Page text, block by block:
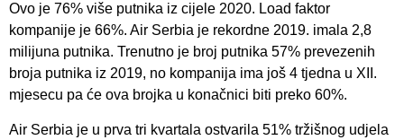
Ovo je 76% više putnika iz cijele 2020. Load faktor
kompanije je 66%. Air Serbia je rekordne 2019. imala 2,8
milijuna putnika. Trenutno je broj putnika 57% prevezenih
broja putnika iz 2019, no kompanija ima još 4 tjedna u XII.
mjesecu pa će ova brojka u konačnici biti preko 60%.
Air Serbia je u prva tri kvartala ostvarila 51% tržišnog udjela